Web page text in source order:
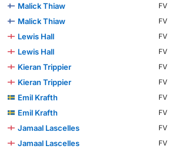
Malick Thiaw FV
Malick Thiaw
FV
Lewis Hall
FV
Lewis Hall
FV
Kieran Trippier
FV
Kieran Trippier
FV
Emil Krafth
FV
Emil Krafth
FV
Jamaal Lascelles
FV
Jamaal Lascelles
FV